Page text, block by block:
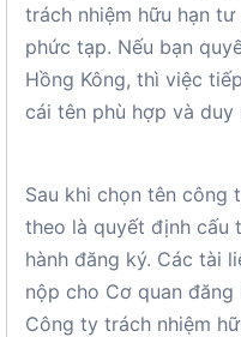
trách nhiệm hữu hạn
phức tạp. Nếu bạn
Hồng Kông, thì việc
cái tên phù hợp và
Sau khi chọn tên công
theo là quyết định cấu
hành đăng ký. Các tài
nộp cho Cơ quan
Công ty trách nhiệm